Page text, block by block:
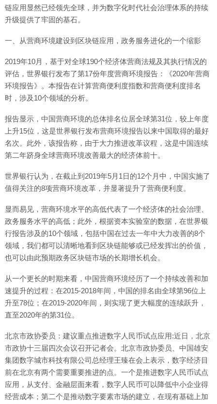
链应用显然已经领先全球，并为数字化时代社会治理体系的持续
升级提供了牢固的基石。
一、从营商环境建设到区块链应用，政务服务进化的一个缩影
2019年10月，基于对全球190个经济体营商法规及其执行情况的
评估，世界银行发布了第17份年度营商环境报告：《2020年营商
环境报告》。本报告在计算营商便利度指数和营商便利度排名
时，涉及10个领域的分析。
报告显示，中国营商环境的总体排名位居全球第31位，较上年度
上升15位，这是世界银行发布营商环境报告以来中国取得的最好
名次。此外，该报告称，由于大力推进改革议程，这是中国连续
第二年跻身全球营商环境改善最大的经济体前十。
世界银行认为，在截止到2019年5月1日的12个月中，中国实施了
值得关注的8项营商环境改革，并显著提升了营商便利度。
显而易见，营商环境水平的高低代表了一个经济体的社会治理、
政务服务水平的高低；此外，根据资本实验室的数据，在世界银
行报告涉及的10个领域，包括中国在过去一年中大力改善的8个
领域，我们都可以清晰地看到区块链能够或已经发挥出的价值，
也可以由此预期政务区块链市场的长期增长机会。
从一个更长的时期来看，中国营商环境经历了一个持续改善和加
速提升的过程：在2015-2018年间，中国的排名由全球第96位上
升至78位；在2019-2020年间，则实现了更大幅度的连续跃升，
直至2020年的第31位。
北京市政协委员：建议重点推进数字人民币试点应用:近日，北京
市政协十三届四次会议召开记者会。北京市政协委员、中国雄安
集团数字城市科技有限公司总经理王臻在会上表示，数字经济目
前在北京有两个需要重要推进的点。一个是推进数字人民币试点
应用，从支付、金融层面来看，数字人民币可以降低中小企业得
经营成本；第二个是推动数字要素市场的建立，在现有基础上加